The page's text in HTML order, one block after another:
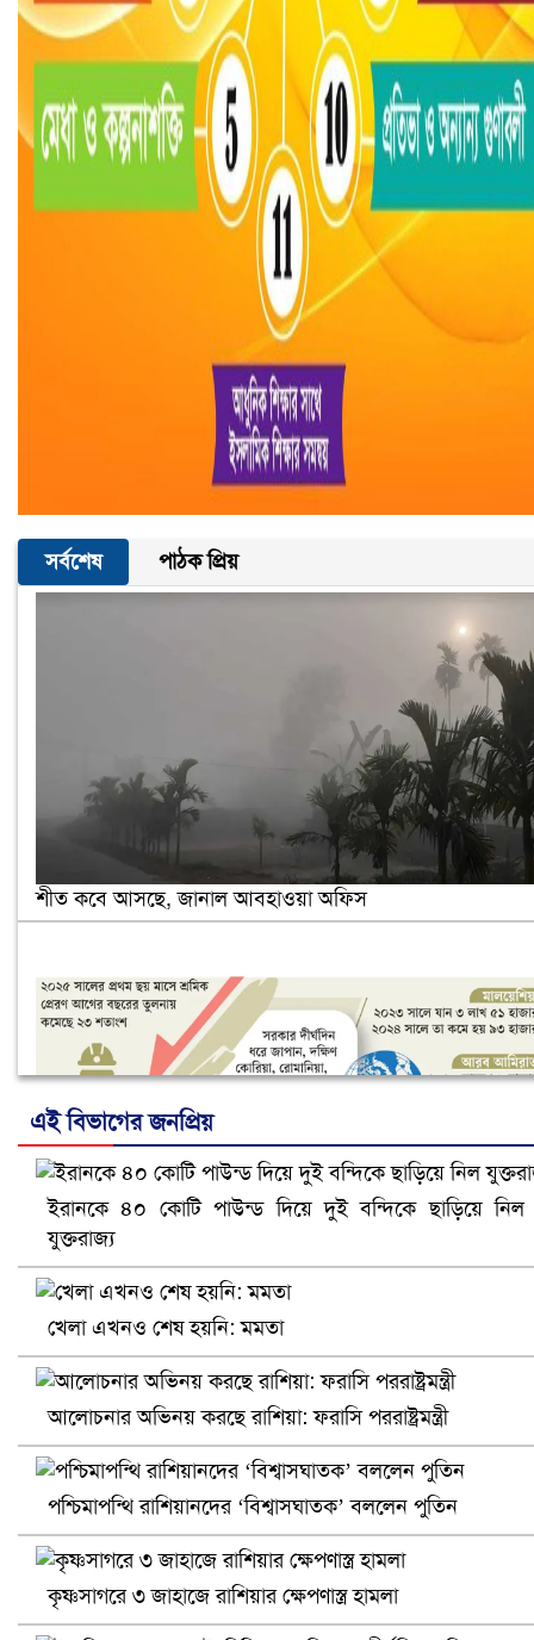
সর্বশেষ পাঠক প্রিয়
শীত কবে আসছে, জানাল আবহাওয়া অফিস
নানা সংকটে রিক্রুটিং এজেন্সি, হুমকির মুখে শ্রম রপ্তানি
খুলনায় বিএনপি অফিসে গুলি-বোমা হামলা, নিহত ১
এই বিভাগের জনপ্রিয়
ইরানকে ৪০ কোটি পাউন্ড দিয়ে দুই বন্দিকে ছাড়িয়ে নিল
যুক্তরাজ্য
খেলা এখনও শেষ হয়নি: মমতা
আলোচনার অভিনয় করছে রাশিয়া: ফরাসি পররাষ্ট্রমন্ত্রী
পশ্চিমাপন্থি রাশিয়ানদের ‘বিশ্বাসঘাতক’ বললেন পুতিন
কৃষ্ণসাগরে ৩ জাহাজে রাশিয়ার ক্ষেপণাস্ত্র হামলা